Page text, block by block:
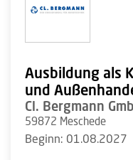
Ausbildung als
und
Cl. Bergmann
59872 Meschede
Beginn: 01.08.2027